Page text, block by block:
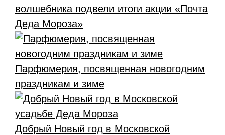
волшебника подвели итоги акции «Почта
Деда Мороза»
Парфюмерия, посвященная новогодним
праздникам и зиме
Добрый Новый год в Московской